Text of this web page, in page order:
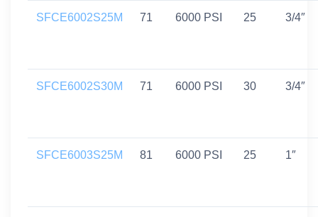
SFCE6002S25M 71 6000 PSI 25 3/4″
SFCE6002S30M 71 6000 PSI 30 3/4″
SFCE6003S25M 81 6000 PSI 25 1″